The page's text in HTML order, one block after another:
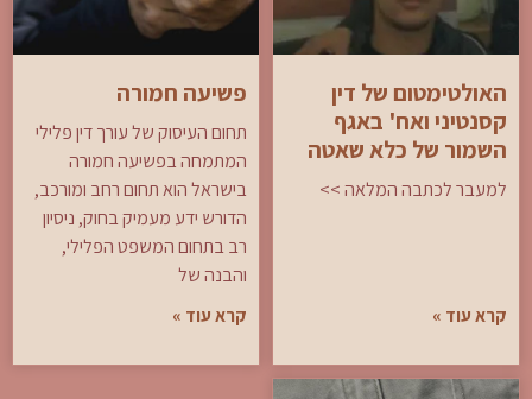
האולטימטום של דין
קסנטיני ואח' באגף
השמור של כלא שאטה
למעבר לכתבה המלאה >>
קרא עוד »
פשיעה חמורה
תחום העיסוק של עורך דין פלילי
המתמחה בפשיעה חמורה
בישראל הוא תחום רחב ומורכב,
הדורש ידע מעמיק בחוק, ניסיון
רב בתחום המשפט הפלילי,
והבנה של
קרא עוד »